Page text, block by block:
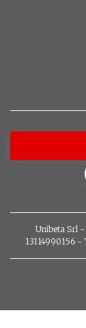
Unibeta Srl
13114990156